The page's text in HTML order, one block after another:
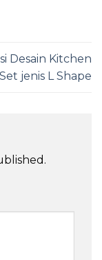
Desain Kitchen
Set jenis L Shape